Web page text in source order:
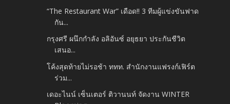
“The Restaurant War” เดือด!! 3 ทีมผู้แข่งขันฟาด
กัน...
กรุงศรี ผนึกกำลัง อลิอันซ์ อยุธยา ประกันชีวิต
เสนอ...
โค้งสุดท้ายไม่รอช้า ททท. สำนักงานแฟรงก์เฟิร์ต
ร่วม...
เดอะไนน์ เซ็นเตอร์ ติวานนท์ จัดงาน WINTER